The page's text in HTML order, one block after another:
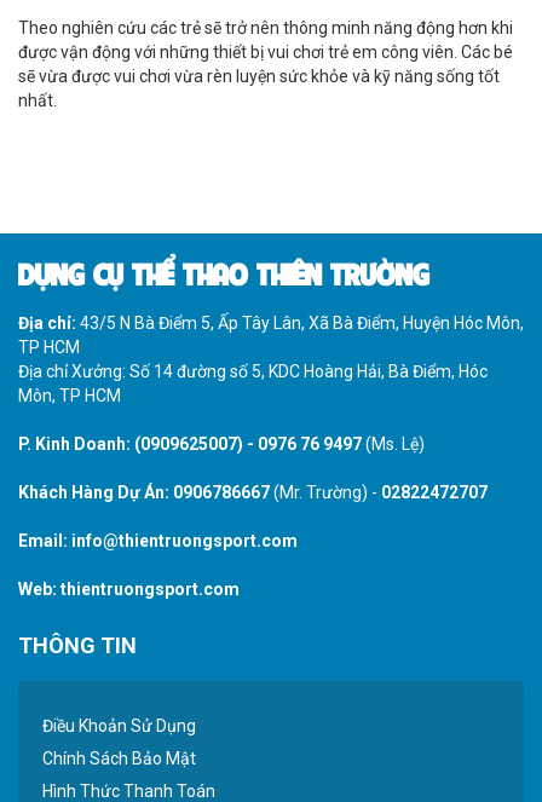
công viên ngoài trời giúp trẻ thông minh hơn
Theo nghiên cứu các trẻ sẽ trở nên thông minh năng động hơn khi
được vận động với những thiết bị vui chơi trẻ em công viên. Các bé
sẽ vừa được vui chơi vừa rèn luyện sức khỏe và kỹ năng sống tốt
nhất.
DỤNG CỤ THỂ THAO THIÊN TRƯỜNG
Địa chỉ: 43/5 N Bà Điểm 5, Ấp Tây Lân, Xã Bà Điểm, Huyện Hóc Môn,
TP HCM
Địa chỉ Xưởng: Số 14 đường số 5, KDC Hoàng Hải, Bà Điểm, Hóc
Môn, TP HCM
P. Kinh Doanh: (0909625007) - 0976 76 9497(Ms. Lệ)
Khách Hàng Dự Án: 0906786667(Mr. Trường) - 02822472707
Email: info@thientruongsport.com
Web: thientruongsport.com
THÔNG TIN
Điều Khoản Sử Dụng
Chính Sách Bảo Mật
Hình Thức Thanh Toán